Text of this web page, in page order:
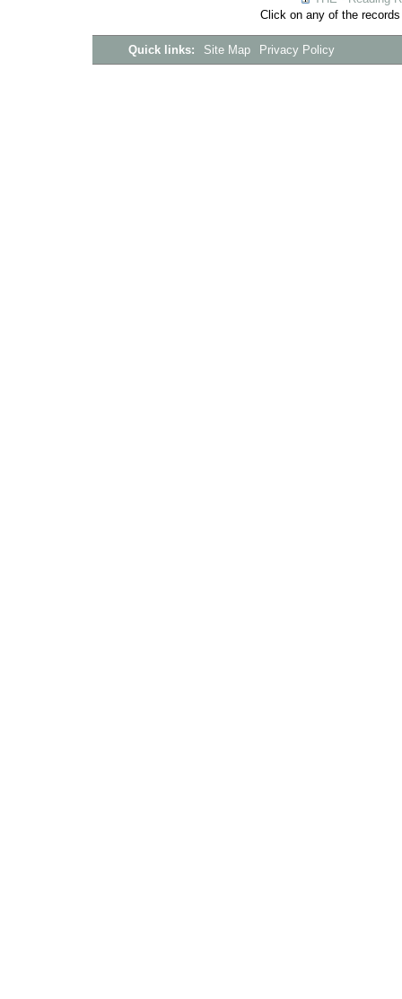
Click on any of the
Quick links: Site Map Privacy Policy